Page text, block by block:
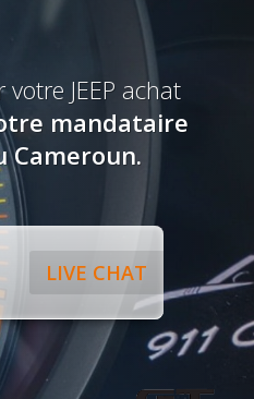
JEEP achat
mandataire
Cameroun.
LIVE CHAT